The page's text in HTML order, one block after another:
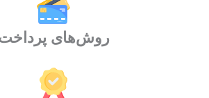
روش‌های